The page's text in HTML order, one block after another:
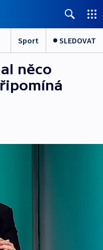
Sport SLEDOVAT
něco